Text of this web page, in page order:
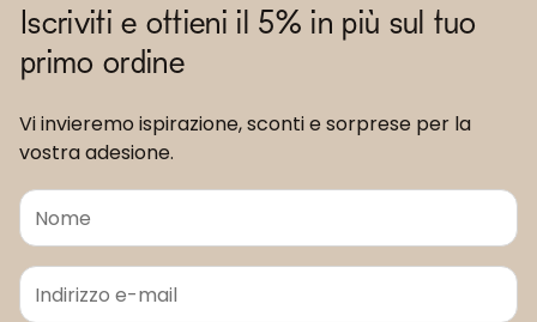
Iscriviti e ottieni il 5% in più sul tuo
primo ordine
Vi invieremo ispirazione, sconti e sorprese per la
vostra adesione.